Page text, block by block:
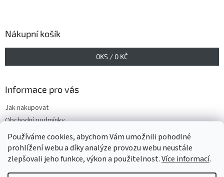
Používáme cookies, abychom Vám umožnili pohodlné
prohlížení webu a díky analýze provozu webu neustále
zlepšovali jeho funkce, výkon a použitelnost.Více informací.
Nákupní košík
0KS / 0 KČ
Informace pro vás
Jak nakupovat
Obchodní podmínky
Podmínky ochrany osobních údajů